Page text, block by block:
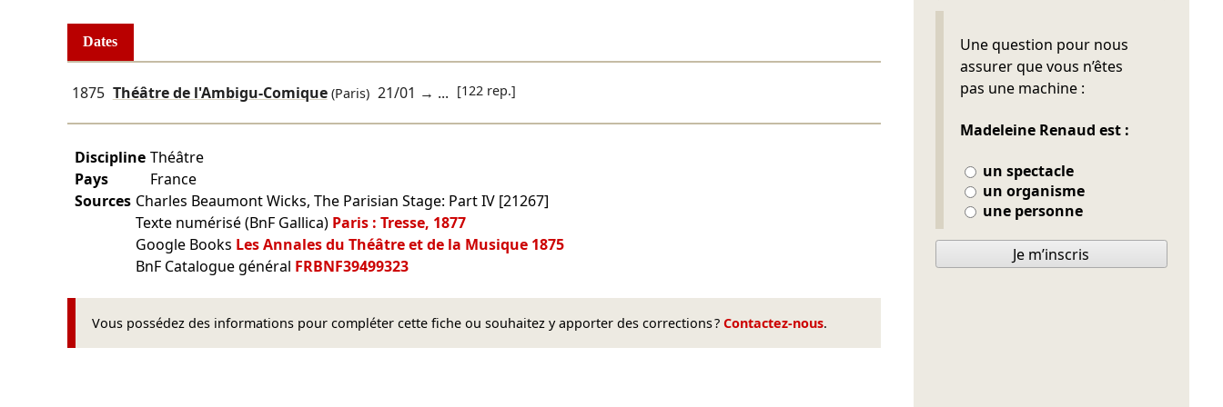
Dates
1875 Théâtre de l'Ambigu-Comique(Paris) 21/01 → ... [122 rep.]
Discipline Théâtre
Pays
France
Sources Charles Beaumont Wicks, The Parisian Stage: Part IV [21267]
Texte numérisé (BnF Gallica) Paris : Tresse, 1877
Google Books Les Annales du Théâtre et de la Musique 1875
BnF Catalogue général FRBNF39499323
Vous possédez des informations pour compléter cette fiche ou souhaitez y apporter des corrections ? Contactez-nous.
Une question pour nous
assurer que vous n’êtes
pas une machine :
Madeleine Renaud est :
un spectacle
un organisme
une personne
Ne pas remplir
Je m’inscris